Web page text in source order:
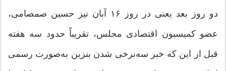
دو روز بعد یعنی در روز ۱۶ آبان نیز حسین صمصامی،
عضو کمیسیون اقتصادی مجلس، تقریباً حدود سه هفته
قبل از این که خبر سه‌نرخی شدن بنزین به‌صورت رسمی